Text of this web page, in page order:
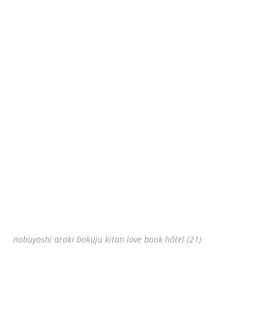
nobuyoshi araki bokuju kitan love book hôtel (21)